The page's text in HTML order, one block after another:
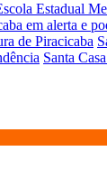
Estadual
em alerta e
de Piracicaba
Santa